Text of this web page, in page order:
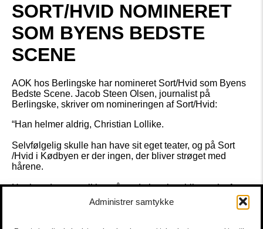
Administrer samtykke
SORT/HVID NOMINERET
SOM BYENS BEDSTE
SCENE
AOK hos Berlingske har nomineret Sort/Hvid som Byens
Bedste Scene. Jacob Steen Olsen, journalist på
Berlingske, skriver om nomineringen af Sort/Hvid:
“Han helmer aldrig, Christian Lollike.
Selvfølgelig skulle han have sit eget teater, og på Sort
/Hvid i Kødbyen er der ingen, der bliver strøget med
hårene.
Her kan du være sikker på, at du hverken bliver talt efter
munden eller hører det, du gerne vil høre. Og her kan du
godt regne med, at ikke bare du selv, men også teatrets